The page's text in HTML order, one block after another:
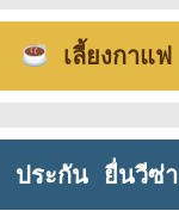
เลี้ยงกาแฟ
ประกัน ยื่นวีซ่า